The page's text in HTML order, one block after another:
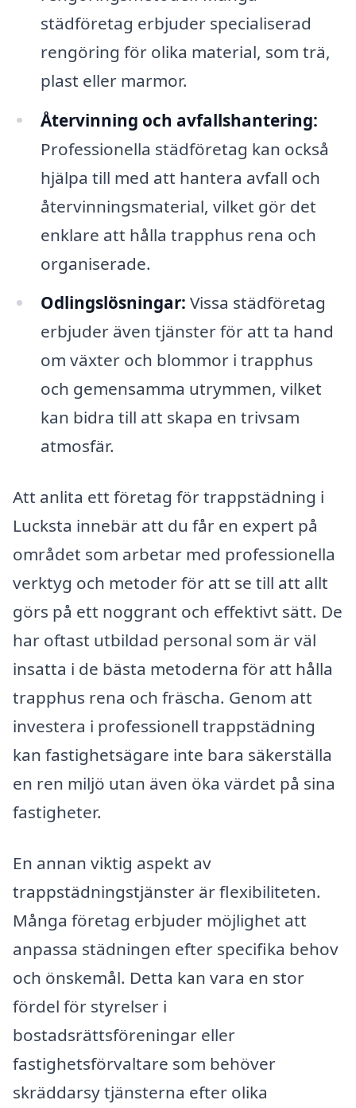
städföretag erbjuder specialiserad
rengöring för olika material, som trä,
plast eller marmor.
Återvinning och avfallshantering:
Professionella städföretag kan också
hjälpa till med att hantera avfall och
återvinningsmaterial, vilket gör det
enklare att hålla trapphus rena och
organiserade.
Odlingslösningar: Vissa städföretag
erbjuder även tjänster för att ta hand
om växter och blommor i trapphus
och gemensamma utrymmen, vilket
kan bidra till att skapa en trivsam
atmosfär.
Att anlita ett företag för trappstädning i
Lucksta innebär att du får en expert på
området som arbetar med professionella
verktyg och metoder för att se till att allt
görs på ett noggrant och effektivt sätt. De
har oftast utbildad personal som är väl
insatta i de bästa metoderna för att hålla
trapphus rena och fräscha. Genom att
investera i professionell trappstädning
kan fastighetsägare inte bara säkerställa
en ren miljö utan även öka värdet på sina
fastigheter.
En annan viktig aspekt av
trappstädningstjänster är flexibiliteten.
Många företag erbjuder möjlighet att
anpassa städningen efter specifika behov
och önskemål. Detta kan vara en stor
fördel för styrelser i
bostadsrättsföreningar eller
fastighetsförvaltare som behöver
skräddarsy tjänsterna efter olika